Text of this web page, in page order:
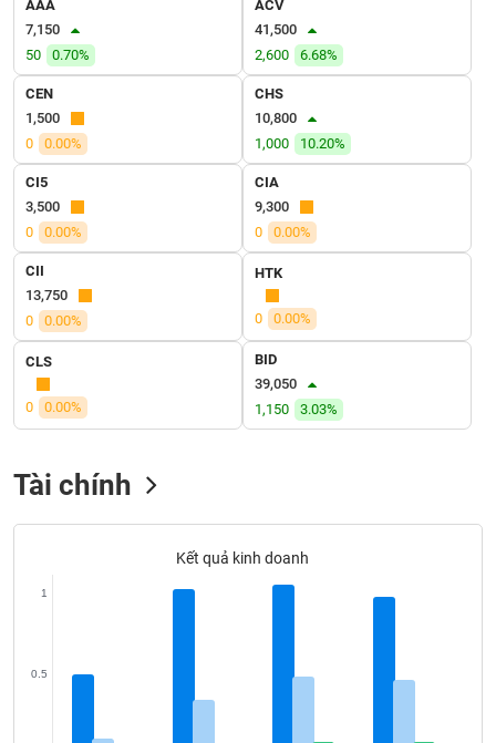
AAA
7,150
50
0.70%
ACV
41,500
2,600
6.68%
CEN
1,500
0
0.00%
CHS
10,800
1,000
10.20%
CI5
3,500
0
0.00%
CIA
9,300
0
0.00%
CII
13,750
0
0.00%
HTK
0 0.00%
CLS
0 0.00%
BID
39,050
1,150
3.03%
Tài chính
Kết quả kinh doanh
0.5
1
VỤ
TRUYỀN
THÔNG
TIỆN
ÍCH
BẤT
ĐỘNG
SẢN
Mã
chứng
đạo